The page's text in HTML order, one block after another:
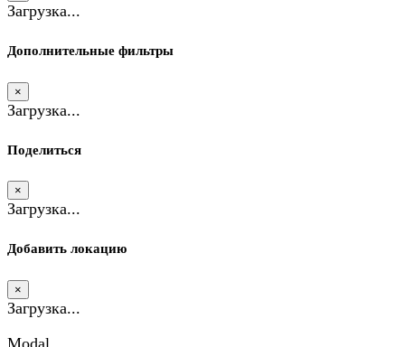
Загрузка...
Дополнительные фильтры
×
Загрузка...
Поделиться
×
Загрузка...
Добавить локацию
×
Загрузка...